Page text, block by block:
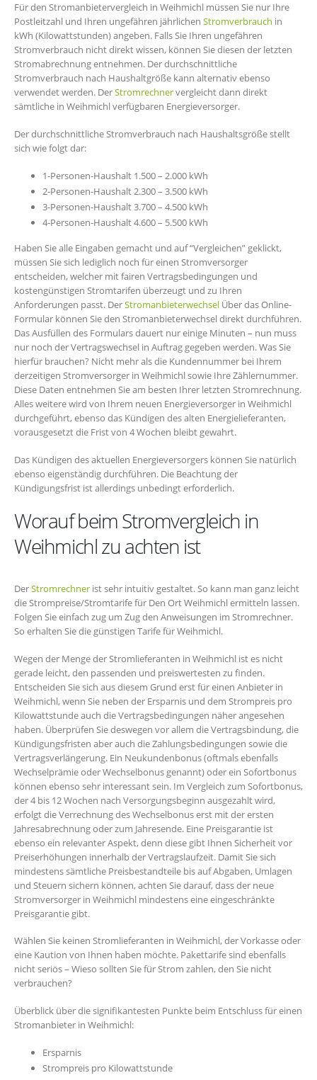
Für den Stromanbietervergleich in Weihmichl müssen Sie nur Ihre
Postleitzahl und Ihren ungefähren jährlichen Stromverbrauch in
kWh (Kilowattstunden) angeben. Falls Sie Ihren ungefähren
Stromverbrauch nicht direkt wissen, können Sie diesen der letzten
Stromabrechnung entnehmen. Der durchschnittliche
Stromverbrauch nach Haushaltgröße kann alternativ ebenso
verwendet werden. DerStromrechnervergleicht dann direkt
sämtliche in Weihmichl verfügbaren Energieversorger.
Der durchschnittliche Stromverbrauch nach Haushaltsgröße stellt
sich wie folgt dar:
1-Personen-Haushalt 1.500 – 2.000 kWh
2-Personen-Haushalt 2.300 – 3.500 kWh
3-Personen-Haushalt 3.700 – 4.500 kWh
4-Personen-Haushalt 4.600 – 5.500 kWh
Haben Sie alle Eingaben gemacht und auf “Vergleichen” geklickt,
müssen Sie sich lediglich noch für einen Stromversorger
entscheiden, welcher mit fairen Vertragsbedingungen und
kostengünstigen Stromtarifen überzeugt und zu Ihren
Anforderungen passt. DerStromanbieterwechsel Über das Online-
Formular können Sie den Stromanbieterwechsel direkt durchführen.
Das Ausfüllen des Formulars dauert nur einige Minuten – nun muss
nur noch der Vertragswechsel in Auftrag gegeben werden. Was Sie
hierfür brauchen? Nicht mehr als die Kundennummer bei Ihrem
derzeitigen Stromversorger in Weihmichl sowie Ihre Zählernummer.
Diese Daten entnehmen Sie am besten Ihrer letzten Stromrechnung.
Alles weitere wird von Ihrem neuen Energieversorger in Weihmichl
durchgeführt, ebenso das Kündigen des alten Energielieferanten,
vorausgesetzt die Frist von 4 Wochen bleibt gewahrt.
Das Kündigen des aktuellen Energieversorgers können Sie natürlich
ebenso eigenständig durchführen. Die Beachtung der
Kündigungsfrist ist allerdings unbedingt erforderlich.
Worauf beim Stromvergleich in
Weihmichl zu achten ist
DerStromrechner ist sehr intuitiv gestaltet. So kann man ganz leicht
die Strompreise/Stromtarife für Den Ort Weihmichl ermitteln lassen.
Folgen Sie einfach zug um Zug den Anweisungen im Stromrechner.
So erhalten Sie die günstigen Tarife für Weihmichl.
Wegen der Menge der Stromlieferanten in Weihmichl ist es nicht
gerade leicht, den passenden und preiswertesten zu finden.
Entscheiden Sie sich aus diesem Grund erst für einen Anbieter in
Weihmichl, wenn Sie neben der Ersparnis und dem Strompreis pro
Kilowattstunde auch die Vertragsbedingungen näher angesehen
haben. Überprüfen Sie deswegen vor allem die Vertragsbindung, die
Kündigungsfristen aber auch die Zahlungsbedingungen sowie die
Vertragsverlängerung. Ein Neukundenbonus (oftmals ebenfalls
Wechselprämie oder Wechselbonus genannt) oder ein Sofortbonus
können ebenso sehr interessant sein. Im Vergleich zum Sofortbonus,
der 4 bis 12 Wochen nach Versorgungsbeginn ausgezahlt wird,
erfolgt die Verrechnung des Wechselbonus erst mit der ersten
Jahresabrechnung oder zum Jahresende. Eine Preisgarantie ist
ebenso ein relevanter Aspekt, denn diese gibt Ihnen Sicherheit vor
Preiserhöhungen innerhalb der Vertragslaufzeit. Damit Sie sich
mindestens sämtliche Preisbestandteile bis auf Abgaben, Umlagen
und Steuern sichern können, achten Sie darauf, dass der neue
Stromversorger in Weihmichl mindestens eine eingeschränkte
Preisgarantie gibt.
Wählen Sie keinen Stromlieferanten in Weihmichl, der Vorkasse oder
eine Kaution von Ihnen haben möchte. Pakettarife sind ebenfalls
nicht seriös – Wieso sollten Sie für Strom zahlen, den Sie nicht
verbrauchen?
Überblick über die signifikantesten Punkte beim Entschluss für einen
Stromanbieter in Weihmichl:
Ersparnis
Strompreis pro Kilowattstunde